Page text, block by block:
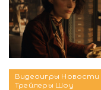
Видеоигры Новости
Трейлеры Шоу